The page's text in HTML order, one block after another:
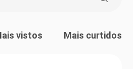
vistos Mais curtidos